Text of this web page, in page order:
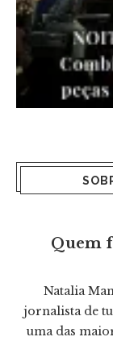
Quem
Natalia
jornalista de
uma das